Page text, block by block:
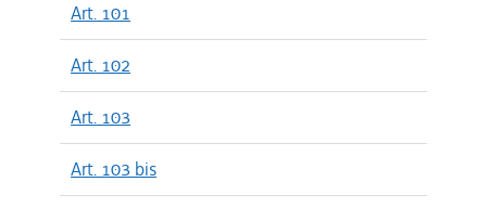
Art. 101
Art. 102
Art. 103
Art. 103 bis